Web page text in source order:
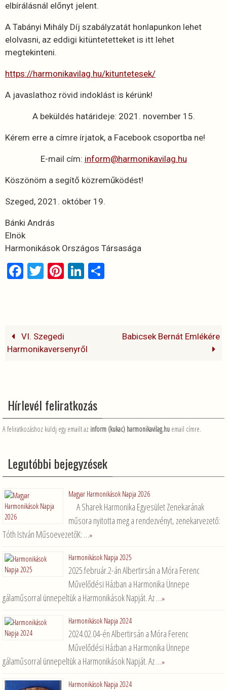
elbírálásnál előnyt jelent.
A Tabányi Mihály Díj szabályzatát honlapunkon lehet
elolvasni, az eddigi kitüntetetteket is itt lehet
megtekinteni.
https://harmonikavilag.hu/kituntetesek/
A javaslathoz rövid indoklást is kérünk!
A beküldés határideje: 2021. november 15.
Kérem erre a címre írjatok, a Facebook csoportba ne!
E-mail cím: inform@harmonikavilag.hu
Köszönöm a segítő közreműködést!
Szeged, 2021. október 19.
Bánki András
Elnök
Harmonikások Országos Társasága
F
o
o
T
Pi Li
VI. Szegedi
Harmonikaversenyről
Babicsek Bernát Emlékére
Hírlevél feliratkozás
A feliratkozáshoz küldj egy emailt az inform (kukac) harmonikavilag.hu email címre.
Legutóbbi bejegyzések
Magyar Harmonikások Napja 2026
A Sharek Harmonika Egyesület Zenekarának
műsora nyitotta meg a rendezvényt, zenekarvezető:
Tóth István MűsoevezetőK: …»
Harmonikások Napja 2025
2025.február.2-án Albertirsán a Móra Ferenc
Művelődési Házban a Harmonika Ünnepe
gálaműsorral ünnepeltük a Harmonikások Napját. Az …»
Harmonikások Napja 2024
2024.02.04-én Albertirsán a Móra Ferenc
Művelődési Házban a Harmonika Ünnepe
gálaműsorral ünnepeltük a Harmonikások Napját. Az …»
Harmonikások Napja 2024